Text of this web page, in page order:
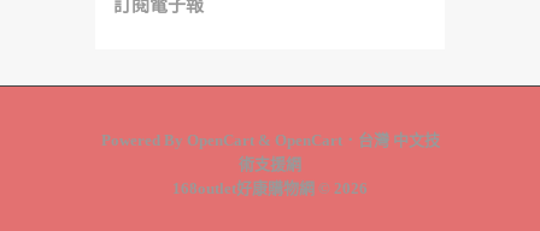
訂閱電子報
Powered By OpenCart& OpenCart．台灣 中文技
術支援網
168outlet好康購物網 © 2026